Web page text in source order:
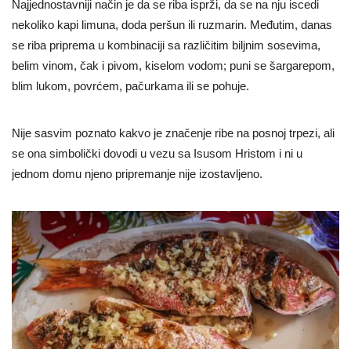
Najjednostavniji način je da se riba isprži, da se na nju iscedi
nekoliko kapi limuna, doda peršun ili ruzmarin. Međutim, danas
se riba priprema u kombinaciji sa različitim biljnim sosevima,
belim vinom, čak i pivom, kiselom vodom; puni se šargarepom,
blim lukom, povrćem, pačurkama ili se pohuje.
Nije sasvim poznato kakvo je značenje ribe na posnoj trpezi, ali
se ona simbolički dovodi u vezu sa Isusom Hristom i ni u
jednom domu njeno pripremanje nije izostavljeno.